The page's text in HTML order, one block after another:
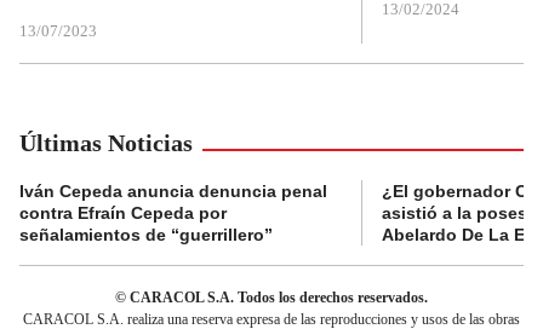
13/07/2023
13/02/2024
Últimas Noticias
Iván Cepeda anuncia denuncia penal
contra Efraín Cepeda por
señalamientos de “guerrillero”
¿El gobernador
asistió a la
Abelardo De La
© CARACOL S.A. Todos los derechos reservados.
CARACOL S.A. realiza una reserva expresa de las reproducciones y usos de las obras